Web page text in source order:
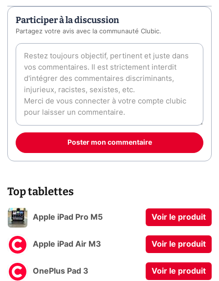
Participer à la discussion
Partagez votre avis avec la communauté Clubic.
Poster mon commentaire
Top tablettes
Apple iPad Pro M5 Voir le produit
Apple iPad Air M3 Voir le produit
OnePlus Pad 3 Voir le produit